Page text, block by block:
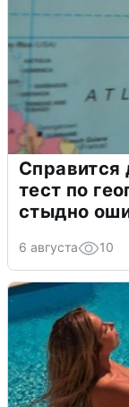
Справится
тест по
стыдно
6 августа 10